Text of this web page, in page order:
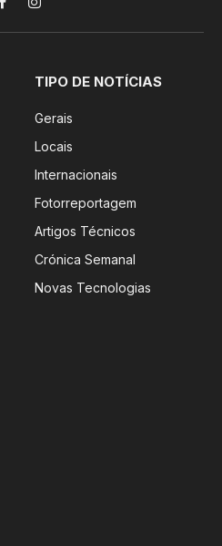
FacebookInstagram
TIPO DE NOTÍCIAS
Gerais
Locais
Internacionais
Fotorreportagem
Artigos Técnicos
Crónica Semanal
Novas Tecnologias